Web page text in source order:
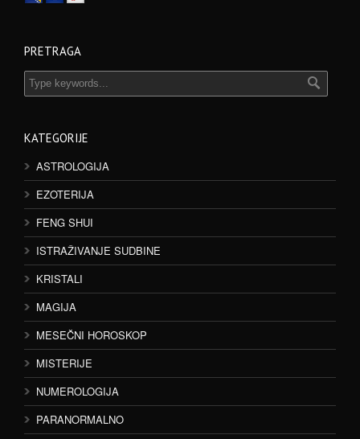
PRETRAGA
KATEGORIJE
ASTROLOGIJA
EZOTERIJA
FENG SHUI
ISTRAŽIVANJE SUDBINE
KRISTALI
MAGIJA
MESEČNI HOROSKOP
MISTERIJE
NUMEROLOGIJA
PARANORMALNO